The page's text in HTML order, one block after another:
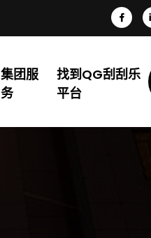
集团服
务
找到QG刮刮乐
平台